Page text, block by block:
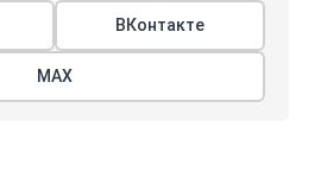
ВКонтакте
МАХ